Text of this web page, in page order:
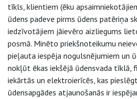
tīkls, klientiem (ēku
ūdens padeve pirms ūdens patēriņa
iedzīvotājiem jāievēro aizliegums
posmā. Minēto priekšnoteikumu
pieļauta iespēja nogulsnējumiem un
nokļūt ēkas iekšējā ūdensvada tīklā,
iekārtās un elektroierīcēs, kas
ūdensapgādes atjaunošanās ir